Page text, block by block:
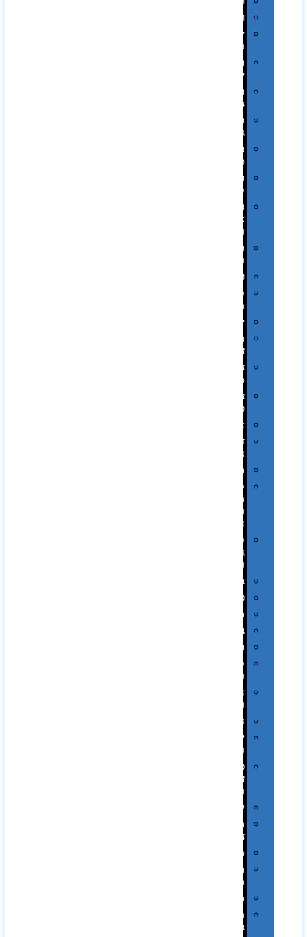
רכב
שעונים
ומסגרות
תיקים
לכנסים
תיקי
Swiss
תיקי
תיקי
טיולים
תיקי
ספורט
תיקי
ומכתביות
תערוכות
וכנסים
רמקולים
סוכריות
ממותגות
יודאיקה
מארזי
עטים
עטי
מתכת
עטי
פלסטיק
אוזניות
זכרונות
ניידים
מפצלים
סביבת
מחשב
וציוד
היקפי
סוללות
גיבוי
ומטענים
ביגוד
כובעים
מגבות
בקבוקים
תרמי
ספלים
וכוסות
הוקרה
ואומנות
חגים
יין
ומארזים
כלי
עבודה
ופנסים
למטבח
מוצרי
עור
מחברות
מחזיקי
מפתחות
משחקים
מתנה
בפחית